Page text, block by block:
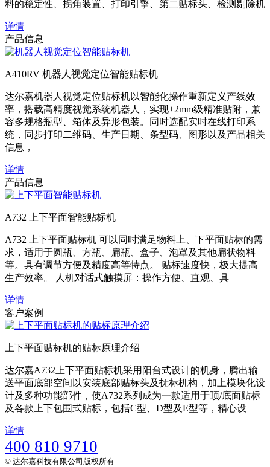
料的稳定性、拐角装置、打印引擎、第二贴标头、检测剔除机
详情
产品信息
A410RV 机器人视觉定位智能贴标机
达尔嘉机器人视觉定位贴标机以智能化操作重新定义产线效
率，搭载高精度视觉系统机器人，实现±2mm级精准贴附，兼
容多规格瓶型、箱体及异形包装。同时选配实时在线打印系
统，同步打印二维码、生产日期、条型码、图形以及产品相关
信息，
详情
产品信息
A732 上下平面智能贴标机
A732 上下平面贴标机 可以同时满足物料上、下平面贴标的需
求，适用于圆瓶、方瓶、扁瓶、盒子、泡罩及其他扁状物料
等。具有调节方便及精度高等特点。 贴标速度快，极大提高
生产效率。 人机对话式触摸屏：操作方便、直观、具
详情
客户案例
上下平面贴标机的贴标原理介绍
达尔嘉A732上下平面贴标机采用阳台式设计的机身，腾出输
送平面底部空间以安装底部贴标头及抚标机构，加上模块化设
计及多种功能部件，使A732系列成为一款适用于顶/底面贴标
及各款上下包围式贴标，包括C型、D型及E型等，精心设
详情
400 810 9710
© 达尔嘉科技有限公司版权所有